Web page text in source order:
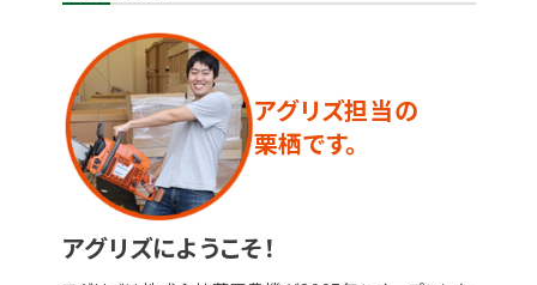
アグリズ担当の
栗栖です。
アグリズにようこそ！